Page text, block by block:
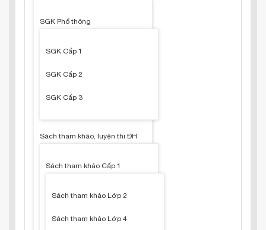
SGK Phổ thông
SGK Cấp 1
SGK Cấp 2
SGK Cấp 3
Sách tham khảo, luyện thi ĐH
Sách tham khảo Cấp 1
Sách tham khảo Lớp 2
Sách tham khảo Lớp 4